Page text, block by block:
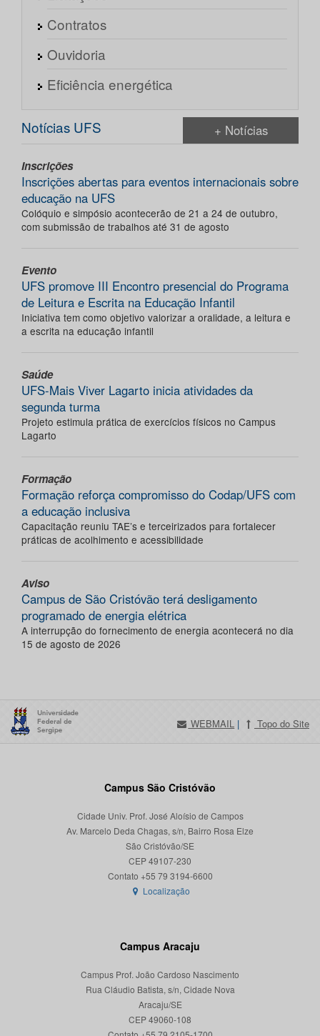
Contratos
Ouvidoria
Eficiência energética
Notícias UFS + Notícias
Inscrições
Inscrições abertas para eventos internacionais sobre
educação na UFS
Colóquio e simpósio acontecerão de 21 a 24 de outubro,
com submissão de trabalhos até 31 de agosto
Evento
UFS promove III Encontro presencial do Programa
de Leitura e Escrita na Educação Infantil
Iniciativa tem como objetivo valorizar a oralidade, a leitura e
a escrita na educação infantil
Saúde
UFS-Mais Viver Lagarto inicia atividades da
segunda turma
Projeto estimula prática de exercícios físicos no Campus
Lagarto
Formação
Formação reforça compromisso do Codap/UFS com
a educação inclusiva
Capacitação reuniu TAE’s e terceirizados para fortalecer
práticas de acolhimento e acessibilidade
Aviso
Campus de São Cristóvão terá desligamento
programado de energia elétrica
A interrupção do fornecimento de energia acontecerá no dia
15 de agosto de 2026
WEBMAIL | Topo do Site
Campus São Cristóvão
Cidade Univ. Prof. José Aloísio de Campos
Av. Marcelo Deda Chagas, s/n, Bairro Rosa Elze
São Cristóvão/SE
CEP 49107-230
Localização
Campus Aracaju
Campus Prof. João Cardoso Nascimento
Rua Cláudio Batista, s/n, Cidade Nova
Aracaju/SE
CEP 49060-108